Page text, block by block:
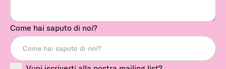
Come hai saputo di noi?